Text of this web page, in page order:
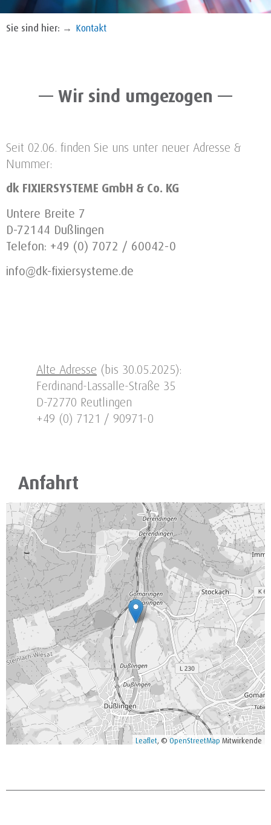
Sie sind hier: → Kontakt
— Wir sind umgezogen —
Seit 02.06. finden Sie uns unter neuer Adresse &
Nummer:
dk FIXIERSYSTEME GmbH & Co. KG
Untere Breite 7
D-72144 Dußlingen
Telefon: +49 (0) 7072 / 60042-0
info@dk-fixiersysteme.de
Alte Adresse (bis 30.05.2025):
Ferdinand-Lassalle-Straße 35
D-72770 Reutlingen
+49 (0) 7121 / 90971-0
Anfahrt
Leaflet, © OpenStreetMap Mitwirkende